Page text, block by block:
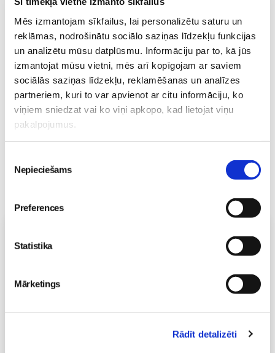
Mēs izmantojam sīkfailus, lai personalizētu saturu un
reklāmas, nodrošinātu sociālo saziņas līdzekļu funkcijas
un analizētu mūsu datplūsmu. Informāciju par to, kā jūs
izmantojat mūsu vietni, mēs arī kopīgojam ar saviem
sociālās saziņas līdzekļu, reklamēšanas un analīzes
partneriem, kuri to var apvienot ar citu informāciju, ko
viņiem sniedzat vai ko viņi apkopo, kad lietojat viņu
pakalpojumus.
izvēle
Nepieciešams
Preferences
Statistika
Mārketings
Rādīt detalizēti
Sākam jauno Māmiņu
Brokastu sezonu 9.
septembrī!
Sievietēm
03. Aug 16:09
Topošo un jauno māmiņu lutināšanas programma ar